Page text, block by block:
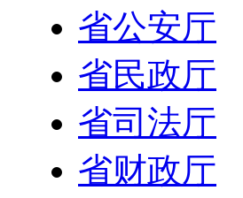
省公安厅
省民政厅
省司法厅
省财政厅